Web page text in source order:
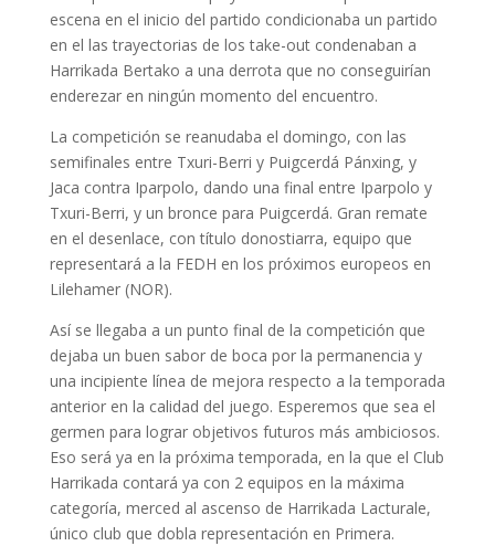
escena en el inicio del partido condicionaba un partido
en el las trayectorias de los take-out condenaban a
Harrikada Bertako a una derrota que no conseguirían
enderezar en ningún momento del encuentro.
La competición se reanudaba el domingo, con las
semifinales entre Txuri-Berri y Puigcerdá Pánxing, y
Jaca contra Iparpolo, dando una final entre Iparpolo y
Txuri-Berri, y un bronce para Puigcerdá. Gran remate
en el desenlace, con título donostiarra, equipo que
representará a la FEDH en los próximos europeos en
Lilehamer (NOR).
Así se llegaba a un punto final de la competición que
dejaba un buen sabor de boca por la permanencia y
una incipiente línea de mejora respecto a la temporada
anterior en la calidad del juego. Esperemos que sea el
germen para lograr objetivos futuros más ambiciosos.
Eso será ya en la próxima temporada, en la que el Club
Harrikada contará ya con 2 equipos en la máxima
categoría, merced al ascenso de Harrikada Lacturale,
único club que dobla representación en Primera.